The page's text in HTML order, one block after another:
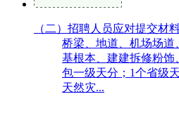
（二）招聘人员应对提交材
桥梁、地道、机场场
基根本、建建拆修粉饰
包一级天分；1个省级
天然灾...